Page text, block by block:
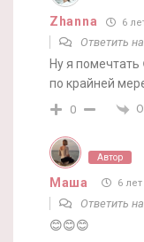
Zhanna 6
Ответить на
Ну я
по крайней
0
Автор
Маша 6
Ответить на
😊😊😊